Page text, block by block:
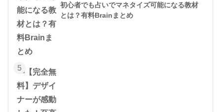
初心者でも占いでマネタイズ可能になる教材
とは？有料Brainまとめ
5